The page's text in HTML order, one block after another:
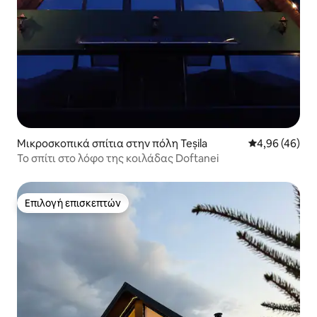
Μικροσκοπικά σπίτια στην πόλη Teșila Μέση
4,96 (46)
Το σπίτι στο λόφο της κοιλάδας Doftanei
Επιλογή επισκεπτών
Επιλογή επισκεπτών